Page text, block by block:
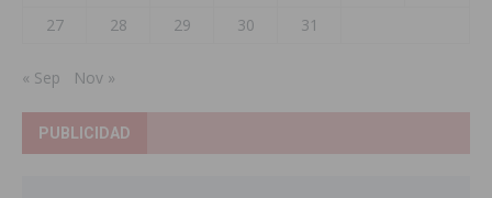
27
28 29 30 31
« Sep Nov »
PUBLICIDAD